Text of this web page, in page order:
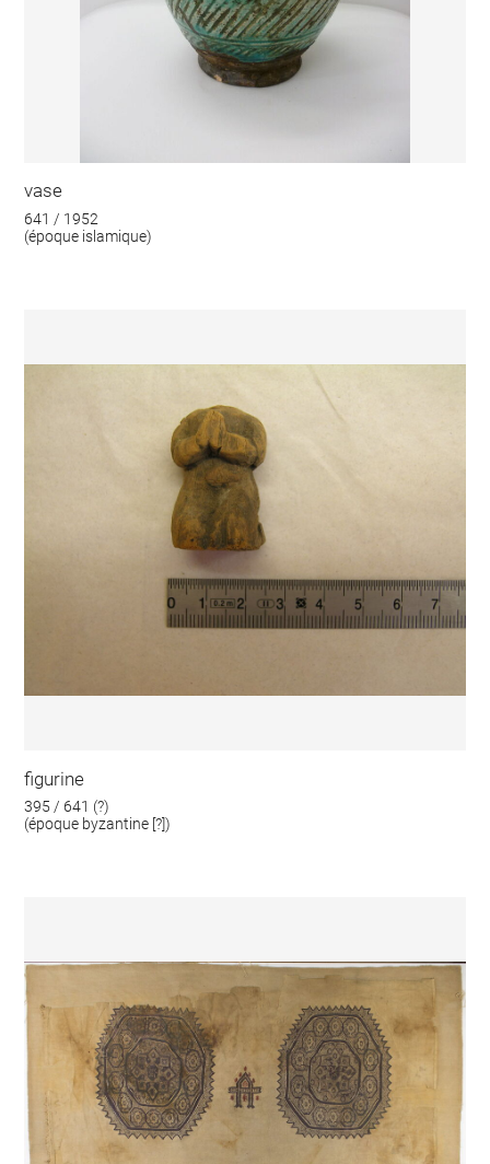
vase
641 / 1952
(époque islamique)
figurine
395 / 641 (?)
(époque byzantine [?])